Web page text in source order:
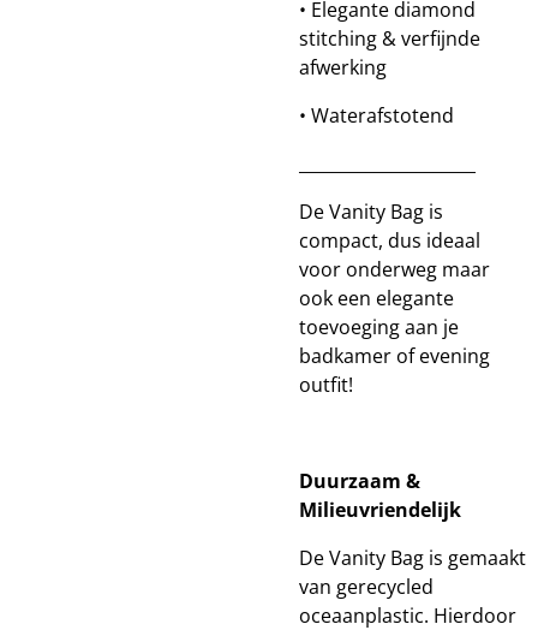
• Elegante diamond
stitching & verfijnde
afwerking
• Waterafstotend
De Vanity Bag is
compact, dus ideaal
voor onderweg maar
ook een elegante
toevoeging aan je
badkamer of evening
outfit!
Duurzaam &
Milieuvriendelijk
De Vanity Bag is gemaakt
van gerecycled
oceaanplastic. Hierdoor